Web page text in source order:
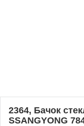
2364, Бачок
SSANGYONG